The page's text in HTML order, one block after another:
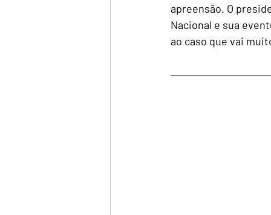
apreensão. O
Nacional e sua
ao caso que vai